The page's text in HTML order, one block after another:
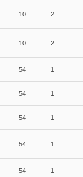
10 2
10 2
54 1
54 1
54 1
54 1
54 1